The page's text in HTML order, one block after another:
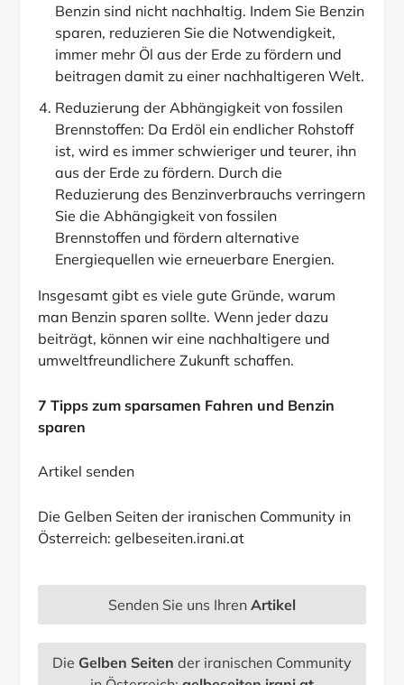
Benzin sind nicht nachhaltig. Indem Sie Benzin
sparen, reduzieren Sie die Notwendigkeit,
immer mehr Öl aus der Erde zu fördern und
beitragen damit zu einer nachhaltigeren Welt.
Reduzierung der Abhängigkeit von fossilen
Brennstoffen: Da Erdöl ein endlicher Rohstoff
ist, wird es immer schwieriger und teurer, ihn
aus der Erde zu fördern. Durch die
Reduzierung des Benzinverbrauchs verringern
Sie die Abhängigkeit von fossilen
Brennstoffen und fördern alternative
Energiequellen wie erneuerbare Energien.
Insgesamt gibt es viele gute Gründe, warum
man Benzin sparen sollte. Wenn jeder dazu
beiträgt, können wir eine nachhaltigere und
umweltfreundlichere Zukunft schaffen.
7 Tipps zum sparsamen Fahren und Benzin
sparen
Artikel senden
Die Gelben Seiten der iranischen Community in
Österreich:gelbeseiten.irani.at
Senden Sie uns Ihren Artikel
Die Gelben Seiten der iranischen Community